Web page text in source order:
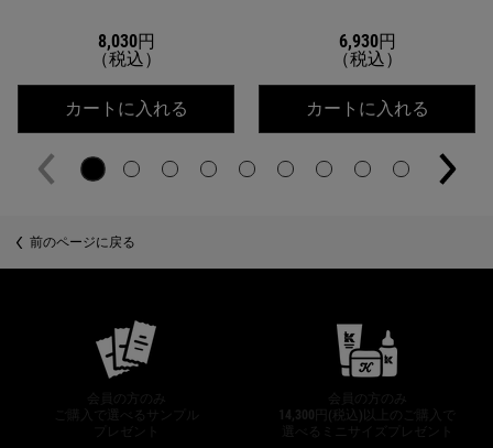
8,030円
（税込）
カートに入れる キールズ DS ライン ミルクピール ト
6,930円
（税込）
カートに入れる
前のページに戻る
会員の方のみ
ご購入で選べるサンプル
会員の方のみ
14,300円(税込)以上のご購入で
選べるミニサイズプレゼント